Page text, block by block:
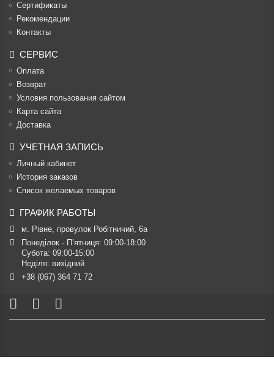
Cертификаты
Рекомендации
Контакты
СЕРВИС
Оплата
Возврат
Условия пользования сайтом
Карта сайта
Доставка
УЧЕТНАЯ ЗАПИСЬ
Личный кабинет
История заказов
Список желаемых товаров
ГРАФИК РАБОТЫ
м. Рівне, провулок Робітничий, 6а
Понеділок - П’ятниця: 09:00-18:00
Субота: 09:00-15:00
Неділя: вихідний
+38 (067) 364 71 72